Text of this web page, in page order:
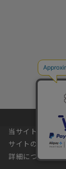
当サイトでは利
サイトの閲覧を
詳細については